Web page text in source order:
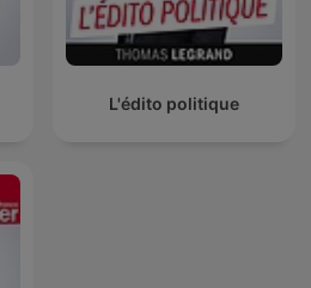
L'édito politique